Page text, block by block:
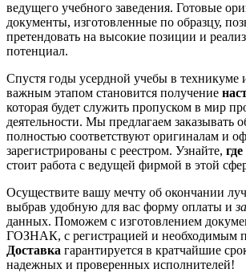
ведущего учебного заведения. Готовые
документы, изготовленные по образцу,
претендовать на высокие позиции и
потенциал.
Спустя годы усердной учебы в техникуме
важным этапом становится получение
которая будет служить пропуском в мир
деятельности. Мы предлагаем заказывать
полностью соответствуют оригиналам и
зарегистрированы с реестром. Узнайте,
стоит работа с ведущей фирмой в этой
Осуществите вашу мечту об окончании
выбрав удобную для вас форму оплаты и
данных. Поможем с изготовлением
ГОЗНАК, с регистрацией и необходимым
Доставка гарантируется в кратчайшие
надежных и проверенных исполнителей!